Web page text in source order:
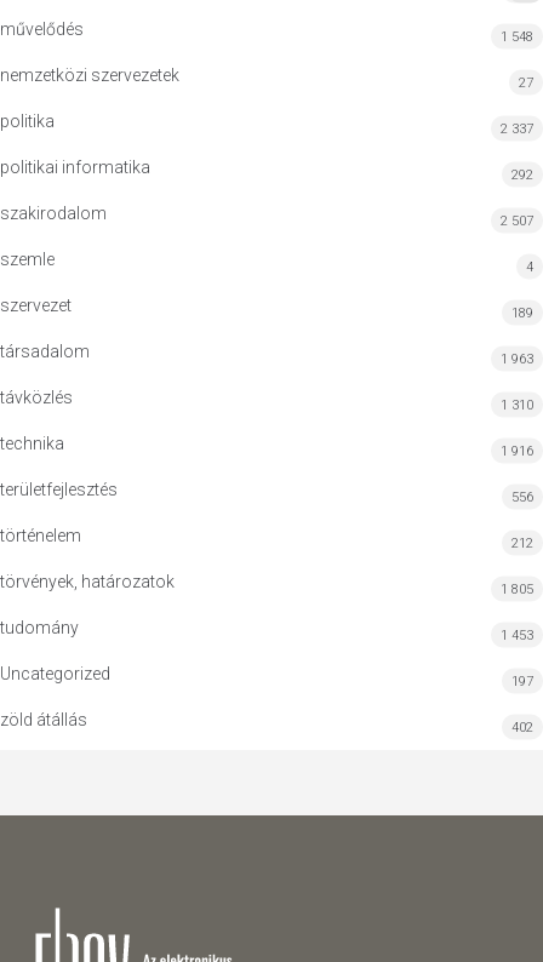
művelődés 1 548
nemzetközi szervezetek 27
politika 2 337
politikai informatika 292
szakirodalom 2 507
szemle 4
szervezet 189
társadalom 1 963
távközlés 1 310
technika 1 916
területfejlesztés 556
történelem 212
törvények, határozatok 1 805
tudomány 1 453
Uncategorized 197
zöld átállás 402